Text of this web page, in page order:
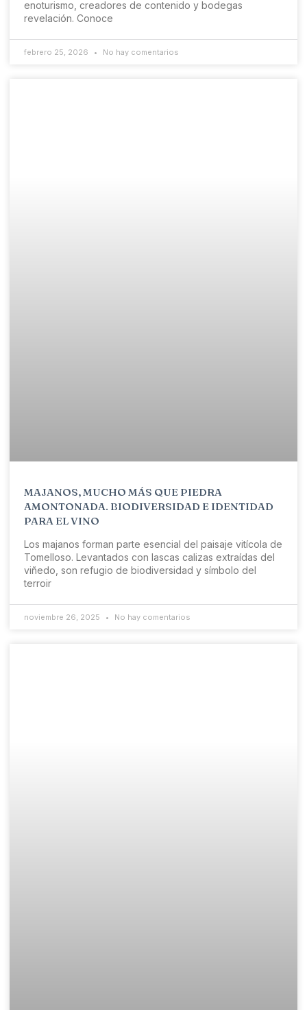
enoturismo, creadores de contenido y bodegas
revelación. Conoce
febrero 25, 2026 No hay comentarios
MAJANOS, MUCHO MÁS QUE PIEDRA
AMONTONADA. BIODIVERSIDAD E IDENTIDAD
PARA EL VINO
Los majanos forman parte esencial del paisaje vitícola de
Tomelloso. Levantados con lascas calizas extraídas del
viñedo, son refugio de biodiversidad y símbolo del
terroir
noviembre 26, 2025 No hay comentarios